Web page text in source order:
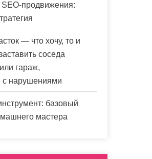
SEO-продвижения:
— что хочу, то и
соседа
гараж,
с нарушениями
базовый
мастера